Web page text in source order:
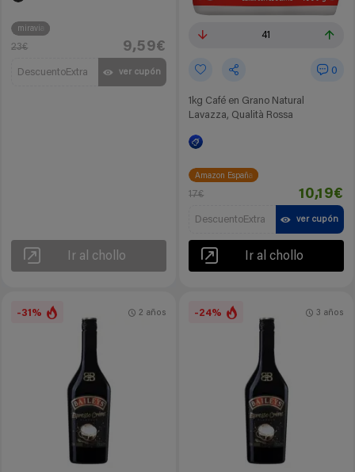
miravia
23€ 9,59€
DescuentoExtra ver cupón
Ir al chollo
41
0
1kg Café en Grano Natural
Lavazza, Qualità Rossa
Amazon España
17€ 10,19€
DescuentoExtra ver cupón
Ir al chollo
-31% 2 años -24% 3 años